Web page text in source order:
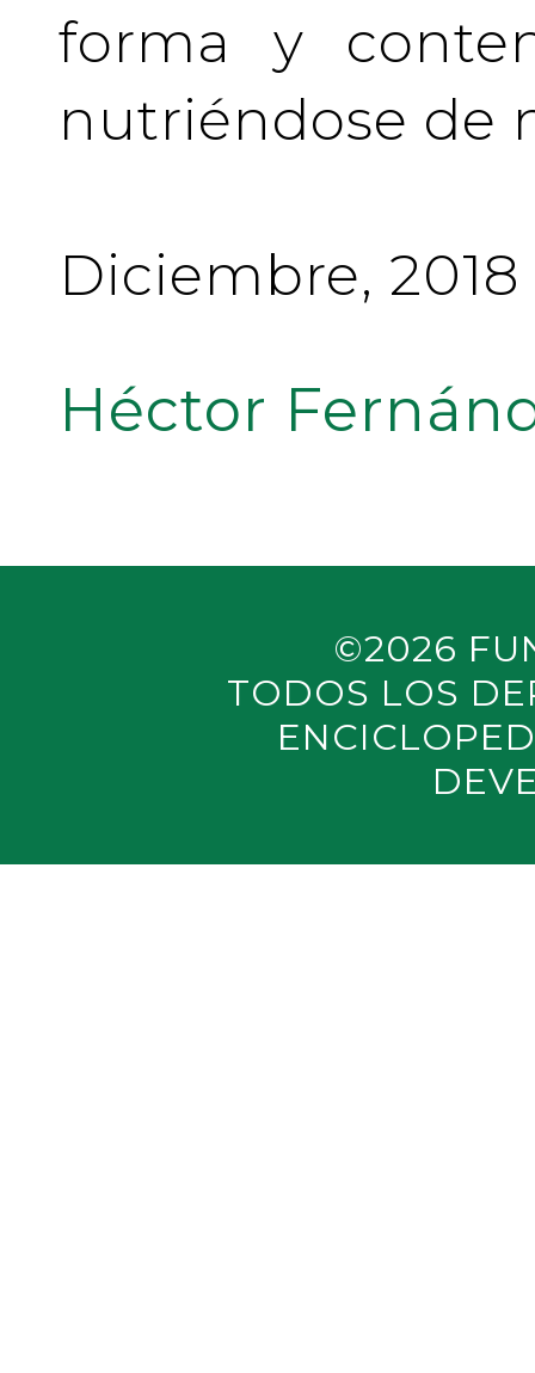
forma y
nutriéndose de
Diciembre, 2018
Héctor
©2026
TODOS LOS